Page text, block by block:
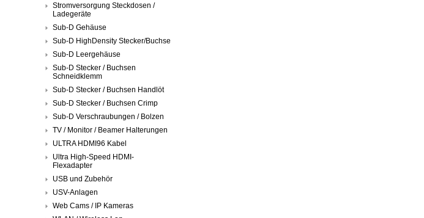
Stromversorgung Steckdosen /
Ladegeräte
Sub-D Gehäuse
Sub-D HighDensity Stecker/Buchse
Sub-D Leergehäuse
Sub-D Stecker / Buchsen
Schneidklemm
Sub-D Stecker / Buchsen Handlöt
Sub-D Stecker / Buchsen Crimp
Sub-D Verschraubungen / Bolzen
TV / Monitor / Beamer Halterungen
ULTRA HDMI96 Kabel
Ultra High-Speed HDMI-
Flexadapter
USB und Zubehör
USV-Anlagen
Web Cams / IP Kameras